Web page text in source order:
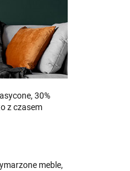
30%
z czasem
meble,